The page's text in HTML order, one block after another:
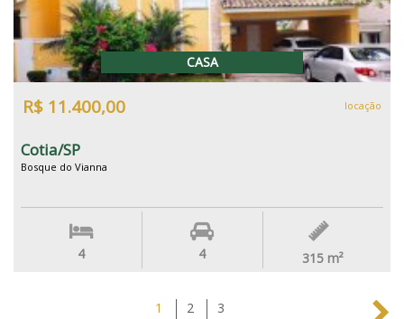
CASA
R$ 11.400,00 locação
Cotia/SP
Bosque do Vianna
4 4 315 m²
1 2 3